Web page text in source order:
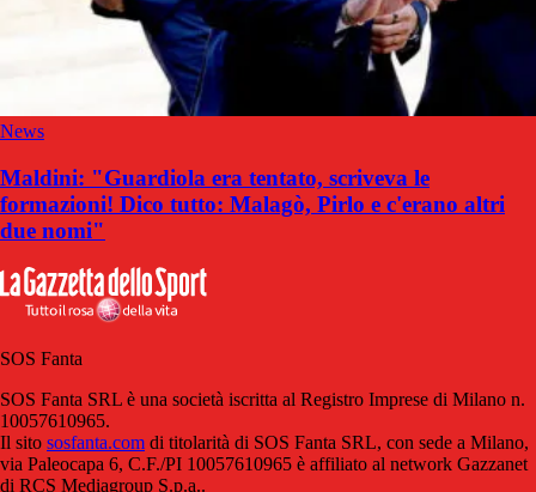
News
Maldini: "Guardiola era tentato, scriveva le
formazioni! Dico tutto: Malagò, Pirlo e c'erano altri
due nomi"
SOS Fanta
SOS Fanta SRL è una società iscritta al Registro Imprese di Milano n.
10057610965.
Il sito sosfanta.com di titolarità di SOS Fanta SRL, con sede a Milano,
via Paleocapa 6, C.F./PI 10057610965 è affiliato al network Gazzanet
di RCS Mediagroup S.p.a..